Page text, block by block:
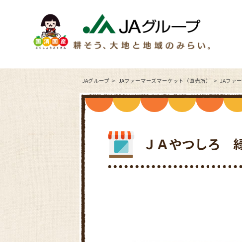
JAグループ JAファーマーズマーケット（直売所） JAファ
ＪＡやつしろ